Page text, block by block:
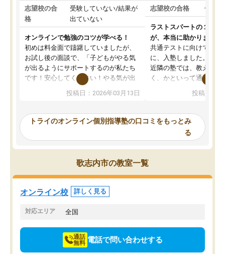
志望校の合
格
受験していない/結果が
出ていない
オンラインで勉強のコツが学べる！
初めは料金面で躊躇していましたが、
お試し後の面談で、「子どもがやる気
が出るようにサポートするのが私たち
です！安心してください！やる気が出
ないのは私たち講師の責任です」と言
ってくださり、確かに！と考えて、思
ったんですが、学生の先生から学ぶこ
み、徐々に成績が上がったらいいなと
思っていました。何が今足りないのか
を的確に指導いただき、子どももびっ
くりするほど楽しんでやる気を持って
塾を受けています。狙い通り、少しず
つ成績も上がり、苦手意識も無くなっ
てきたので、さらに苦手な数学も追加
でお願いしました。来年の高校受験に
投稿日：2026年03月13日
志望校の合格 合格
ラストスパートの１か月
が、本当に助かりました
共通テストに向けての追
に、入塾しました。田舎
近隣の塾では、教えても
く、かといって通うには
可能なので本当に助か
らないところをピンポイ
頂いて、とてもわかり
していました。一生を
スト、多少お金がかかっ
投稿日：
トライのオンライン個別指導塾の口コミをもっとみ
る
歌志内市の教室一覧
オンライン校 詳しく見る
対応エリア 全国
通話
無料 電話で問い合わせする